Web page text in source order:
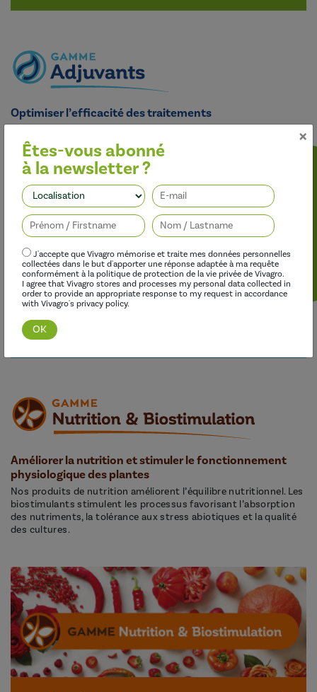
Optimiser l’efficacité des traitements
herbicides, des fongicides, des insecticides et des régulateurs de
croissance, tout en limitant leur impact sur l’environnement.
Découvrir cette gamme
Améliorer la nutrition et stimuler le fonctionnement
physiologique des plantes
Nos produits de nutrition améliorent l’équilibre nutritionnel. Les
biostimulants stimulent les processus favorisant l’absorption
des nutriments, la tolérance aux stress abiotiques et la qualité
des cultures.
×
Êtes-vous abonné
à la newsletter ?
J'accepte que Vivagro mémorise et traite mes données personnelles
collectées dans le but d'apporter une réponse adaptée à ma requête
conformément à la politique de protection de la vie privée de Vivagro.
I agree that Vivagro stores and processes my personal data collected in
order to provide an appropriate response to my request in accordance
with Vivagro's privacy policy.